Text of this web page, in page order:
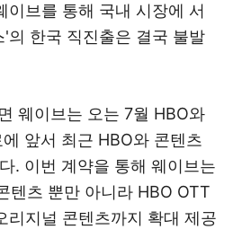
이브를 통해 국내 시장에 서
의 한국 직진출은 결국 불발
웨이브는 오는 7월 HBO와
앞서 최근 HBO와 콘텐츠
. 이번 계약을 통해 웨이브는
텐츠 뿐만 아니라 HBO OTT
리지널 콘텐츠까지 확대 제공